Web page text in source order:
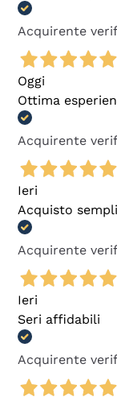
Acquirente
Oggi
Ottima
Acquirente
Ieri
Acquisto
Acquirente
Ieri
Seri affidabili
Acquirente